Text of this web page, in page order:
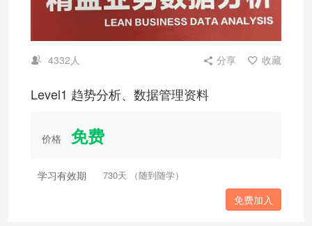
4332人 分享 收藏
Level1 趋势分析、数据管理资料
价格 免费
学习有效期 730天 （随到随学）
免费加入